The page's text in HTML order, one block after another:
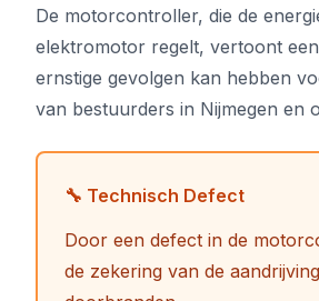
De motorcontroller, die de
elektromotor regelt, vertoont
ernstige gevolgen kan hebben
van bestuurders in Nijmegen en
🔧 Technisch Defect
Door een defect in de
de zekering van de aandrijving